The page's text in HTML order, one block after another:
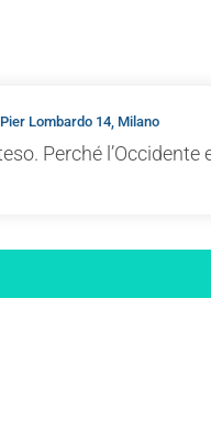
Lombardo 14, Milano
Perché